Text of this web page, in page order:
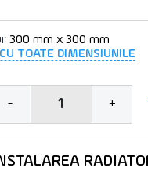
300 mm x 300 mm
TOATE DIMENSIUNILE
- 1 +